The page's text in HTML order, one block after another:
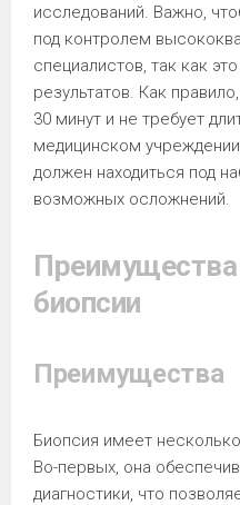
исследований. Важно,
под контролем
специалистов, так как
результатов. Как
30 минут и не требует
медицинском
должен находиться под
возможных осложнений.
Преимущества
биопсии
Преимущества
Биопсия имеет
Во-первых, она
диагностики, что